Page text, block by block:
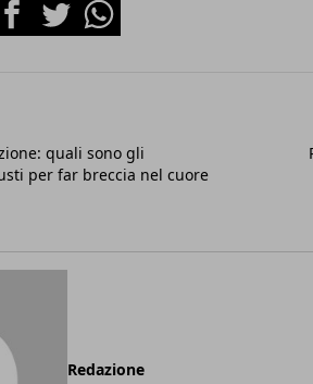
quali sono gli
per far breccia nel cuore
Redazione